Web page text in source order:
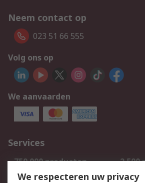
Neem contact op
023 51 66 555
Volg ons op
We aanvaarden
Services
750.000 producten
2.500
Bestellen
We respecteren uw privacy